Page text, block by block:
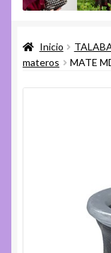
Ayuda
Inicio
materos
MATE